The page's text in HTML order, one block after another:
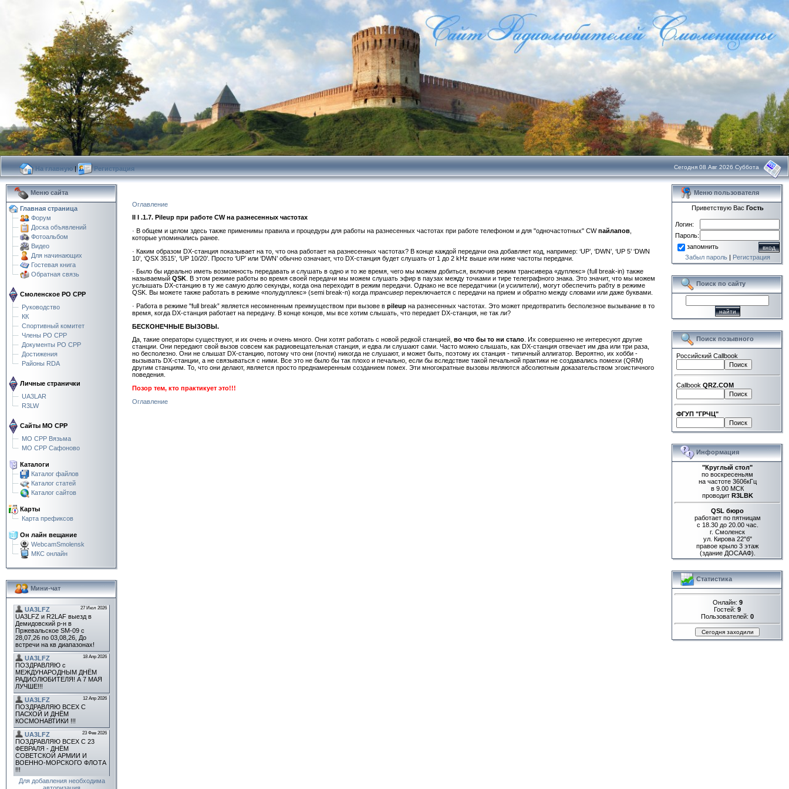
На главную| Регистрация Сегодня 08 Авг 2026 Суббота
Меню сайта
Главная страница
Форум
Доска объявлений
Фотоальбом
Видео
Для начинающих
Гостевая книга
Обратная связь
Смоленское РО СРР
Руководство
КК
Спортивный комитет
Члены РО СРР
Документы РО СРР
Достижения
Районы RDA
Личные странички
UA3LAR
R3LW
Сайты МО СРР
МО СРР Вязьма
МО СРР Сафоново
Каталоги
Каталог файлов
Каталог статей
Каталог сайтов
Карты
Карта префиксов
Он лайн вещание
WebcamSmolensk
МКС онлайн
Мини-чат
Для добавления необходима
Оглавление
II I .1.7. Pileup при работе CW на разнесенных частотах
· В общем и целом здесь также применимы правила и процедуры для работы на разнесенных частотах при работе телефоном и для "одночастотных" CWпайлапов
которые упоминались ранее.
· Каким образом DX-станция показывает на то, что она работает на разнесенных частотах? В конце каждой передачи она добавляет код, например: ‘UP’, ‘DWN’, ‘UP 5’ ‘DWN
10’, ‘QSX 3515’, ‘UP 10/20’. Просто ‘UP’ или ‘DWN’ обычно означает, что DX-станция будет слушать от 1 до 2 kHz выше или ниже частоты передачи.
· Было бы идеально иметь возможность передавать и слушать в одно и то же время, чего мы можем добиться, включив режим трансивера «дуплекс» (full break-in) также
называемый QSK . В этом режиме работы во время своей передачи мы можем слушать эфир в паузах между точками и тире телеграфного знака. Это значит, что мы можем
услышать DX-станцию в ту же самую долю секунды, когда она переходит в режим передачи. Однако не все передатчики (и усилители), могут обеспечить рабту в режиме
QSK. Вы можете также работать в режиме «полудуплекс» (semi break-n) когда трансивер переключается с передачи на прием и обратно между словами или даже буквами.
· Работа в режиме "full break” является несомненным преимуществом при вызове в рileup на разнесенных частотах. Это может предотвратить бесполезное вызывание в то
время, когда DX-станция работает на передачу. В конце концов, мы все хотим слышать, что передает DX-станция, не так ли?
БЕСКОНЕЧНЫЕ ВЫЗОВЫ.
Да, такие операторы существуют, и их очень и очень много. Они хотят работать с новой редкой станцией, во что бы то ни стало . Их совершенно не интересуют другие
станции. Они передают свой вызов совсем как радиовещательная станция, и едва ли слушают сами. Часто можно слышать, как DX-станция отвечает им два или три раза,
но бесполезно. Они не слышат DX-станцию, потому что они (почти) никогда не слушают, и может быть, поэтому их станция - типичный аллигатор. Вероятно, их хобби -
вызывать DX-станции, а не связываться с ними. Все это не было бы так плохо и печально, если бы вследствие такой печальной практики не создавались помехи (QRM)
другим станциям. То, что они делают, является просто преднамеренным созданием помех. Эти многократные вызовы являются абсолютным доказательством эгоистичного
поведения.
Позор тем, кто практикует это!!!
Оглавление
Меню пользователя
Приветствую Вас Гость
Логин:
Пароль:
запомнить
Забыл пароль| Регистрация
Поиск по сайту
Поиск позывного
Российский Callbook
Callbook QRZ.COM
ФГУП "ГРЧЦ"
Информация
"Круглый стол"
по воскресеньям
на частоте 3606кГц
в 9.00 МСК
проводит R3LBK
QSL бюро
работает по пятницам
с 18.30 до 20.00 час.
г. Смоленск
ул. Кирова 22"б"
правое крыло 3 этаж
(здание ДОСААФ).
Статистика
Онлайн: 9
Гостей: 9
Пользователей: 0